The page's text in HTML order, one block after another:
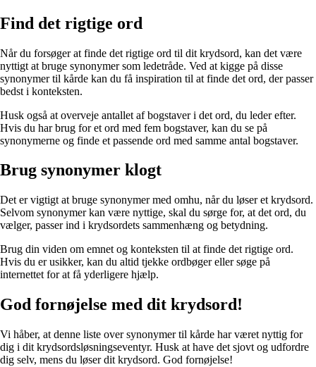
Find det rigtige ord
Når du forsøger at finde det rigtige ord til dit krydsord, kan det være
nyttigt at bruge synonymer som ledetråde. Ved at kigge på disse
synonymer til kårde kan du få inspiration til at finde det ord, der passer
bedst i konteksten.
Husk også at overveje antallet af bogstaver i det ord, du leder efter.
Hvis du har brug for et ord med fem bogstaver, kan du se på
synonymerne og finde et passende ord med samme antal bogstaver.
Brug synonymer klogt
Det er vigtigt at bruge synonymer med omhu, når du løser et krydsord.
Selvom synonymer kan være nyttige, skal du sørge for, at det ord, du
vælger, passer ind i krydsordets sammenhæng og betydning.
Brug din viden om emnet og konteksten til at finde det rigtige ord.
Hvis du er usikker, kan du altid tjekke ordbøger eller søge på
internettet for at få yderligere hjælp.
God fornøjelse med dit krydsord!
Vi håber, at denne liste over synonymer til kårde har været nyttig for
dig i dit krydsordsløsningseventyr. Husk at have det sjovt og udfordre
dig selv, mens du løser dit krydsord. God fornøjelse!